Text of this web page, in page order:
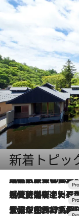
新着トピッ
2026.7.31
【ホテル帰省】という選択肢をOMOが提案。家族とほどよい距離を保つには「昼は実家、夜は気兼ねなくホテルで！」
2026.7.24
【夏限定ディナーコース】旬を迎える稚鮎や花ズッキーニなどをイタリア・トスカーナの郷土料理の手法で満喫！
2026.7.17
「土佐和ハーブかき氷」がOMO7高知に登場！生姜、山椒、大葉など目にも舌にも涼を呼ぶ